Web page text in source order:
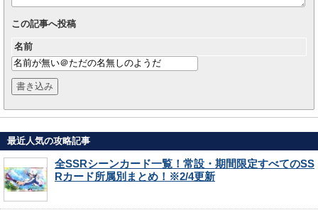
この記事へ投稿
名前
最近人気の攻略記事
全SSRシーンカード一覧！常設・期間限定すべてのSS
Rカード所属別まとめ！※2/4更新